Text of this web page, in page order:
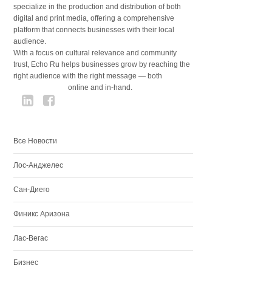
specialize in the production and distribution of both
digital and print media, offering a comprehensive
platform that connects businesses with their local
audience.
With a focus on cultural relevance and community
trust, Echo Ru helps businesses grow by reaching the
right audience with the right message — both
online and in-hand.
Все Новости
Лос-Анджелес
Сан-Диего
Финикс Аризона
Лас-Вегас
Бизнес